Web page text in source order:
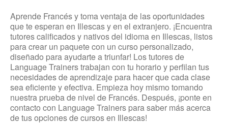
Aprende Francés y toma ventaja de las oportunidades
que te esperan en Illescas y en el extranjero. ¡Encuentra
tutores calificados y nativos del idioma en Illescas, listos
para crear un paquete con un curso personalizado,
diseñado para ayudarte a triunfar! Los tutores de
Language Trainers trabajan con tu horario y perfilan tus
necesidades de aprendizaje para hacer que cada clase
sea eficiente y efectiva. Empieza hoy mismo tomando
nuestra prueba de nivel de Francés. Después, ¡ponte en
contacto con Language Trainers para saber más acerca
de tus opciones de cursos en Illescas!